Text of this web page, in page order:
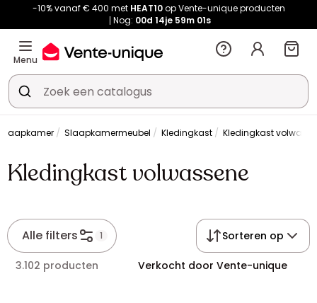
-10% vanaf € 400 met HEAT10op Vente-unique producten
Nog: 00d 14je 59m 01s
Menu
Slaapkamer Slaapkamermeubel Kledingkast Kledingkast
Kledingkast volwassene
Alle filters 1 Sorteren op
3.102 producten Verkocht door Vente-unique